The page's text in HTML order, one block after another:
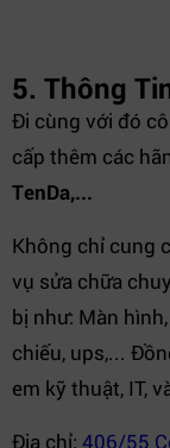
5. Thông
Đi cùng với đó
cấp thêm các
TenDa,...
Không chỉ cung
vụ sửa chữa
bị như: Màn
chiếu, ups,...
em kỹ thuật, IT,
Địa chỉ: 406/55